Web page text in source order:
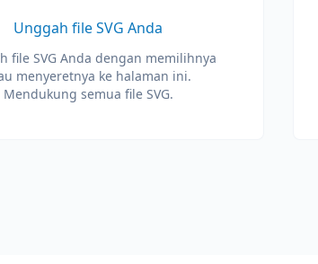
Unggah file SVG Anda
file SVG Anda dengan memilihnya
menyeretnya ke halaman ini.
Mendukung semua file SVG.